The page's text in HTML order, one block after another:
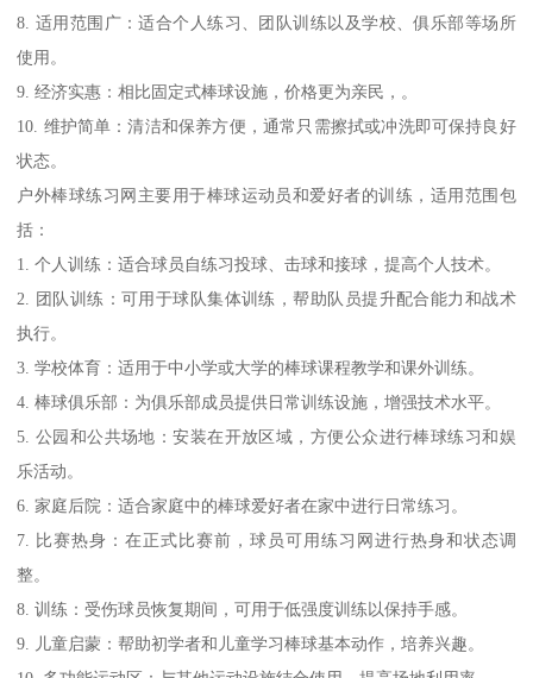
8. 适用范围广：适合个人练习、团队训练以及学校、俱乐部等场所
使用。
9. 经济实惠：相比固定式棒球设施，价格更为亲民，。
10. 维护简单：清洁和保养方便，通常只需擦拭或冲洗即可保持良好
状态。
户外棒球练习网主要用于棒球运动员和爱好者的训练，适用范围包
括：
1. 个人训练：适合球员自练习投球、击球和接球，提高个人技术。
2. 团队训练：可用于球队集体训练，帮助队员提升配合能力和战术
执行。
3. 学校体育：适用于中小学或大学的棒球课程教学和课外训练。
4. 棒球俱乐部：为俱乐部成员提供日常训练设施，增强技术水平。
5. 公园和公共场地：安装在开放区域，方便公众进行棒球练习和娱
乐活动。
6. 家庭后院：适合家庭中的棒球爱好者在家中进行日常练习。
7. 比赛热身：在正式比赛前，球员可用练习网进行热身和状态调
整。
8. 训练：受伤球员恢复期间，可用于低强度训练以保持手感。
9. 儿童启蒙：帮助初学者和儿童学习棒球基本动作，培养兴趣。